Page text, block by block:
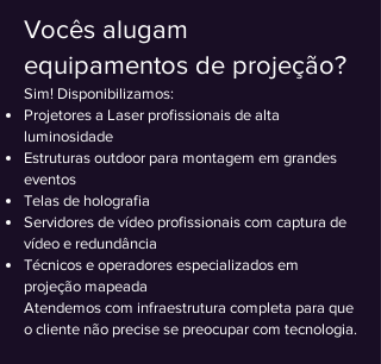
Vocês alugam
equipamentos de projeção?
Sim! Disponibilizamos:
Projetores a Laser profissionais de alta
luminosidade
Estruturas outdoor para montagem em grandes
eventos
Telas de holografia
Servidores de vídeo profissionais com captura de
vídeo e redundância
Técnicos e operadores especializados em
projeção mapeada
Atendemos com infraestrutura completa para que
o cliente não precise se preocupar com tecnologia.